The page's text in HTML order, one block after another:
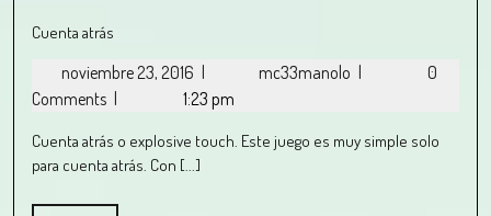
Cuenta atrás
noviembre 23, 2016 mc33manolo
0
Comments
1:23 pm
Cuenta atrás o explosive touch. Este juego es muy simple solo
para cuenta atrás. Con [...]